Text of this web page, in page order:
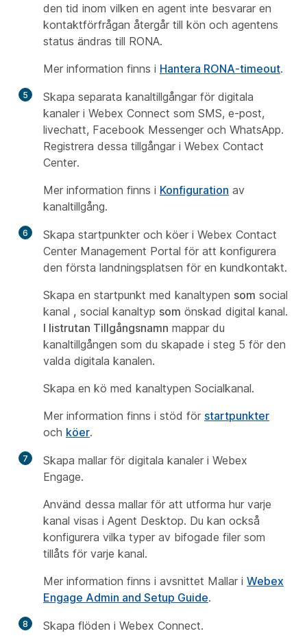
den tid inom vilken en agent inte besvarar en
kontaktförfrågan återgår till kön och agentens
status ändras till RONA.
Mer information finns i Hantera RONA-timeout.
5
Skapa separata kanaltillgångar för digitala
kanaler i Webex Connect som SMS, e-post,
livechatt, Facebook Messenger och WhatsApp.
Registrera dessa tillgångar i Webex Contact
Center.
Mer information finns i Konfiguration av
kanaltillgång.
6
Skapa startpunkter och köer i Webex Contact
Center Management Portal för att konfigurera
den första landningsplatsen för en kundkontakt.
Skapa en startpunkt med kanaltypen som social
kanal , social kanaltyp som önskad digital kanal.
I listrutan Tillgångsnamn mappar du
kanaltillgången som du skapade i steg 5 för den
valda digitala kanalen.
Skapa en kö med kanaltypen Socialkanal.
Mer information finns i stöd för startpunkter
och köer.
7
Skapa mallar för digitala kanaler i Webex
Engage.
Använd dessa mallar för att utforma hur varje
kanal visas i Agent Desktop. Du kan också
konfigurera vilka typer av bifogade filer som
tillåts för varje kanal.
Mer information finns i avsnittet Mallar i Webex
Engage Admin and Setup Guide.
8
Skapa flöden i Webex Connect.